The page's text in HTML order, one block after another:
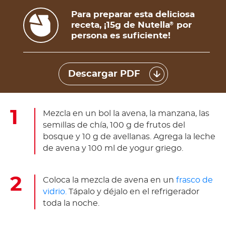
Para preparar esta deliciosa
receta, ¡15g de Nutella®
por
persona es suficiente!
Descargar PDF
Mezcla en un bol la avena, la manzana, las
semillas de chía, 100 g de frutos del
bosque y 10 g de avellanas. Agrega la leche
de avena y 100 ml de yogur griego.
Coloca la mezcla de avena en un frasco de
vidrio. Tápalo y déjalo en el refrigerador
toda la noche.